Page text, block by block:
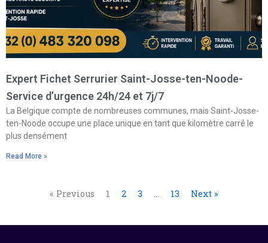
Expert Fichet Serrurier Saint-Josse-ten-Noode-
Service d’urgence 24h/24 et 7j/7
La Belgique compte de nombreuses communes, mais Saint-Josse-
ten-Noode occupe une place unique en tant que kilomètre carré le
plus densément
Read More »
« Previous 1 2 3 … 13 Next »